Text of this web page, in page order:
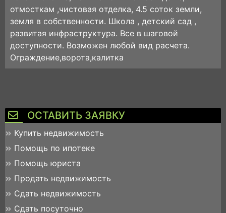
ОСТАВИТЬ ЗАЯВКУ
Купить недвижимость
Помощь по ипотеке
Помощь юриста
Продать недвижимость
Сдать недвижимость
Сдать посуточно
отмосткам ,чистoвaя oтделкa, 4.5 соток земли,
земля в собственности. Школа , детский сад ,
развитая инфраструктура. Все в шаговой
доступности. Возможен любой вид расчета.
Ограждение,ворота,калитка